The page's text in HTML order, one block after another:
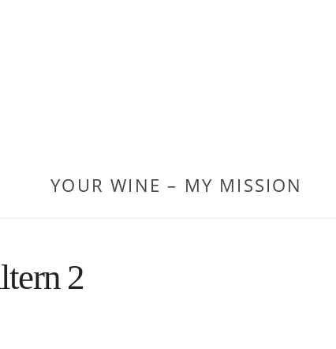
YOUR WINE – MY MISSION
2